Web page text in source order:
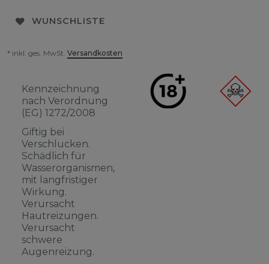
WUNSCHLISTE
* inkl. ges. MwSt. Versandkosten
Kennzeichnung
nach Verordnung
(EG) 1272/2008
Giftig bei
Verschlucken.
Schädlich für
Wasserorganismen,
mit langfristiger
Wirkung.
Verursacht
Hautreizungen.
Verursacht
schwere
Augenreizung.